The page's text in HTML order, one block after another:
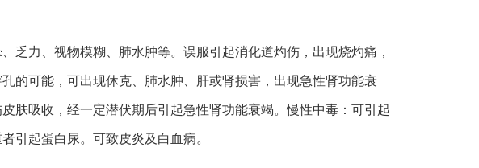
乏力、视物模糊、肺水肿等。误服引起消化道灼伤，出现烧灼痛，
的可能，可出现休克、肺水肿、肝或肾损害，出现急性肾功能衰
肤吸收，经一定潜伏期后引起急性肾功能衰竭。慢性中毒：可引起
引起蛋白尿。可致皮炎及白血病。